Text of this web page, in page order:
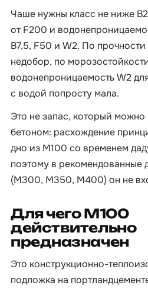
Чаше нужны класс не ниже
от F200 и
B7,5, F50 и W2. По
недобор, по
водонепроницаемость W2
с водой попросту мала.
Это не запас, который можно
бетоном: расхождение
дно из М100 со временем
поэтому в рекомендованные
(М300, М350, М400) он не
Для чего М100
действительно
предназначен
Это конструкционно-
подложка на